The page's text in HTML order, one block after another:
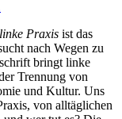
Praxis ist das
nach Wegen zu
bringt linke
Trennung von
und Kultur. Uns
von alltäglichen